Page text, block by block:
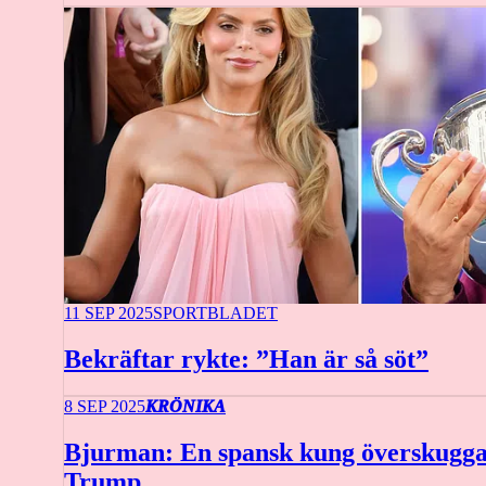
11 SEP 2025SPORTBLADET
Bekräftar rykte: ”Han är så söt”
8 SEP 2025KRÖNIKA
Bjurman: En spansk kung